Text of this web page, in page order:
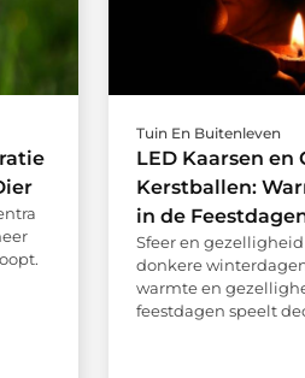
Tuin En Buitenleven
LED Kaarsen en
Kerstballen:
in de
Sfeer en
donkere
warmte en
feestdagen speelt